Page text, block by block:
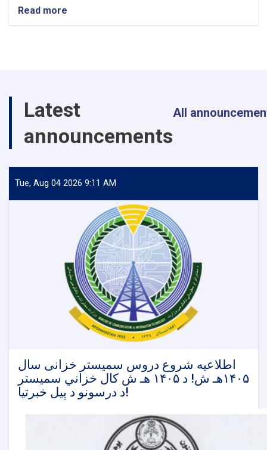
Read more
های
آموزشی
مدت
Latest
announcements
All
Tue, Aug 04 2026 9:11 AM
اطلاعیه شروع دروس سمیستر خزانی سال
۱۴۰۵هـ ش! د ۱۴۰۵ هـ ش کال خزاني سمیستر
د درسونو د پیل خبرتیا!